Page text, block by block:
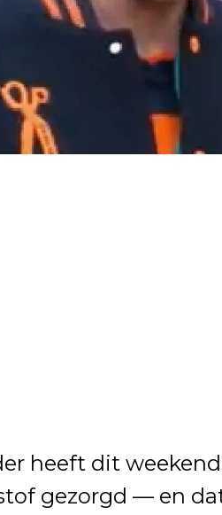
heeft dit
gezorgd — en